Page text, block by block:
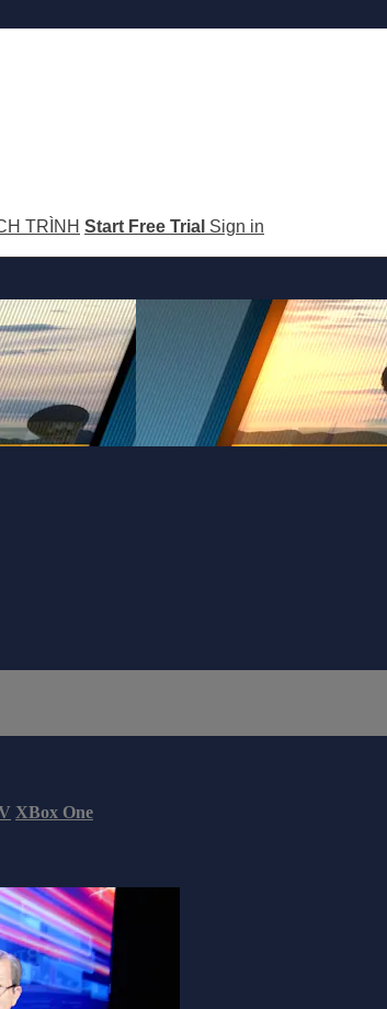
TRÌNH Start Free Trial Sign in
XBox One